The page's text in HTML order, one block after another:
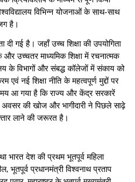
विभिन्न योजनाओं के साथ-साथ
है।
दी गई है। जहाँ उच्च शिक्षा की उपयोगिता
और उच्चतर माध्यमिक शिक्षा में रचनात्मक
के विभागों और संबद्ध कॉलेजों में संकाय को
नई शिक्षा नीति के महत्वपूर्ण मुद्दों पर
आ गया है कि राज्य और केंद्र सरकारें
की खोज और भागीदारी ने पिछले साढ़े
लाने की जरूरत है।
भारत देश की प्रथम भूतपूर्व महिला
भूतपूर्व प्रधानमंत्री विश्वनाथ प्रताप